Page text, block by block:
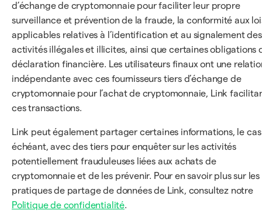
d’échange de cryptomonnaie pour faciliter leur propre
surveillance et prévention de la fraude, la conformité aux
applicables relatives à l’identification et au signalement des
activités illégales et illicites, ainsi que certaines obligations
déclaration financière. Les utilisateurs finaux ont une
indépendante avec ces fournisseurs tiers d’échange de
cryptomonnaie pour l’achat de cryptomonnaie, Link
ces transactions.
Link peut également partager certaines informations, le cas
échéant, avec des tiers pour enquêter sur les activités
potentiellement frauduleuses liées aux achats de
cryptomonnaie et de les prévenir. Pour en savoir plus sur les
pratiques de partage de données de Link, consultez notre
Politique de confidentialité.